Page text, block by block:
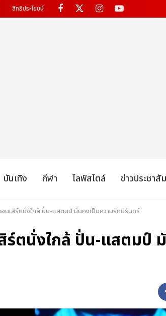
สิทธิประโยชน์
บันเทิง กีฬา ไลฟ์สไตล์ ข่าวประชา
นเสิร์ตนั่งใกล้ ปั่น-แสตมป์ มันคงเป็นความรักนิรันดร์
ร์ตนั่งใกล้ ปั่น-แสตมป์